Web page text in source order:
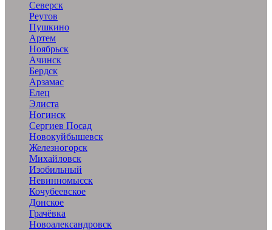
Северск
Реутов
Пушкино
Артем
Ноябрьск
Ачинск
Бердск
Арзамас
Елец
Элиста
Ногинск
Сергиев Посад
Новокуйбышевск
Железногорск
Михайловск
Изобильный
Невинномысск
Кочубеевское
Донское
Грачёвка
Новоалександровск